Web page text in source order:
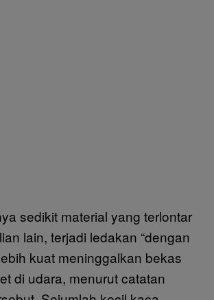
sedikit material yang terlontar
lain, terjadi ledakan “dengan
kuat meninggalkan bekas
di udara, menurut catatan